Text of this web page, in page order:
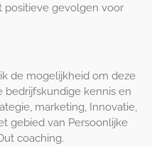
positieve gevolgen voor
de mogelijkheid om deze
bedrijfskundige kennis en
marketing, Innovatie,
gebied van Persoonlijke
coaching.